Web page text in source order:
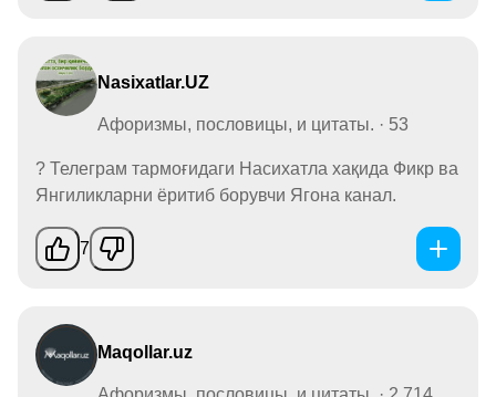
Nasixatlar.UZ
Афоризмы, пословицы, и цитаты. · 53
? Телеграм тармоғидаги Насихатла хақида Фикр ва
Янгиликларни ёритиб борувчи Ягона канал.
7
Maqollar.uz